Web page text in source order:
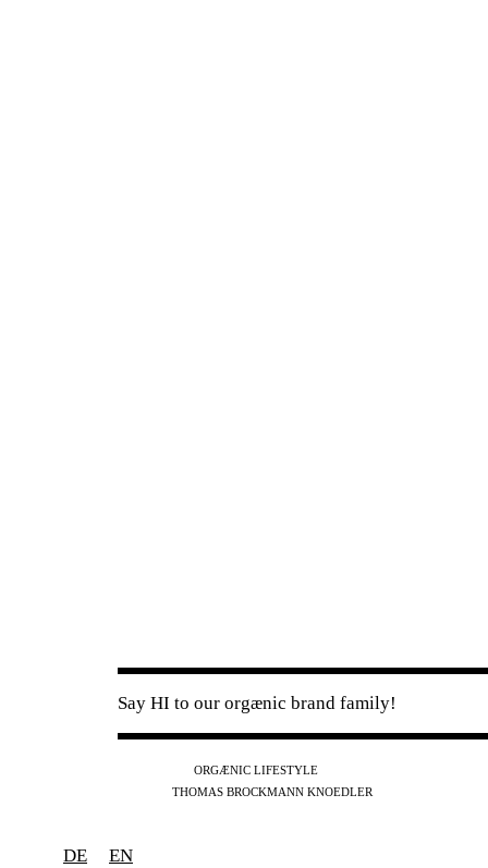
Say HI to our orgænic brand family!
ORGÆNIC LIFESTYLE
THOMAS BROCKMANN KNOEDLER
DE EN